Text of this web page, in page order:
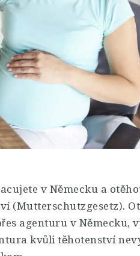
v Německu a
(Mutterschutzgesetz).
agenturu v Německu,
kvůli těhotenství